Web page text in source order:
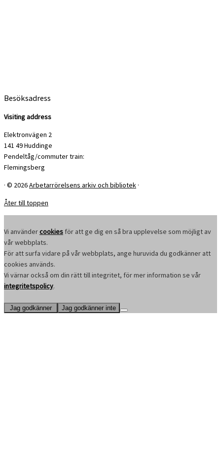
Besöksadress
Visiting address
Elektronvägen 2
141 49 Huddinge
Pendeltåg/commuter train:
Flemingsberg
· © 2026Arbetarrörelsens arkiv och bibliotek ·
Åter till toppen
Vi användercookies för att ge dig en så bra upplevelse som möjligt av
vår webbplats.
För att surfa vidare på vår webbplats, ange huruvida du godkänner att
cookies används.
Vi värnar också om din rätt till integritet, för mer information se vår
integritetspolicy.
Jag godkänner Jag godkänner inte